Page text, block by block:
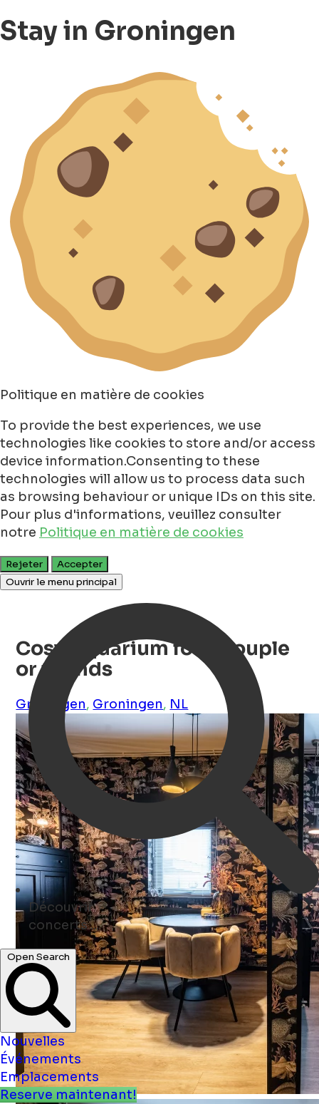
Stay in Groningen
Politique en matière de cookies
To provide the best experiences, we use
technologies like cookies to store and/or access
device information.Consenting to these
technologies will allow us to process data such
as browsing behaviour or unique IDs on this site.
Pour plus d'informations, veuillez consulter
notre Politique en matière de cookies
Rejeter
Accepter
Ouvrir le menu principal
Découvrir
cafés ...
Open Search
Nouvelles
Événements
Emplacements
Reserve maintenant!
Cosy Aquarium for a couple
or friends
Groningen, Groningen, NL